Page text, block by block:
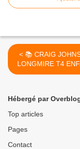
< 📚 CRAIG JOHNSON -
LONGMIRE T4
DE
Hébergé par
Top articles
Pages
Contact